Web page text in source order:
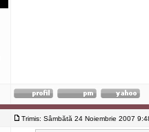
Trimis: Sâmbătă 24 Noiembrie 2007